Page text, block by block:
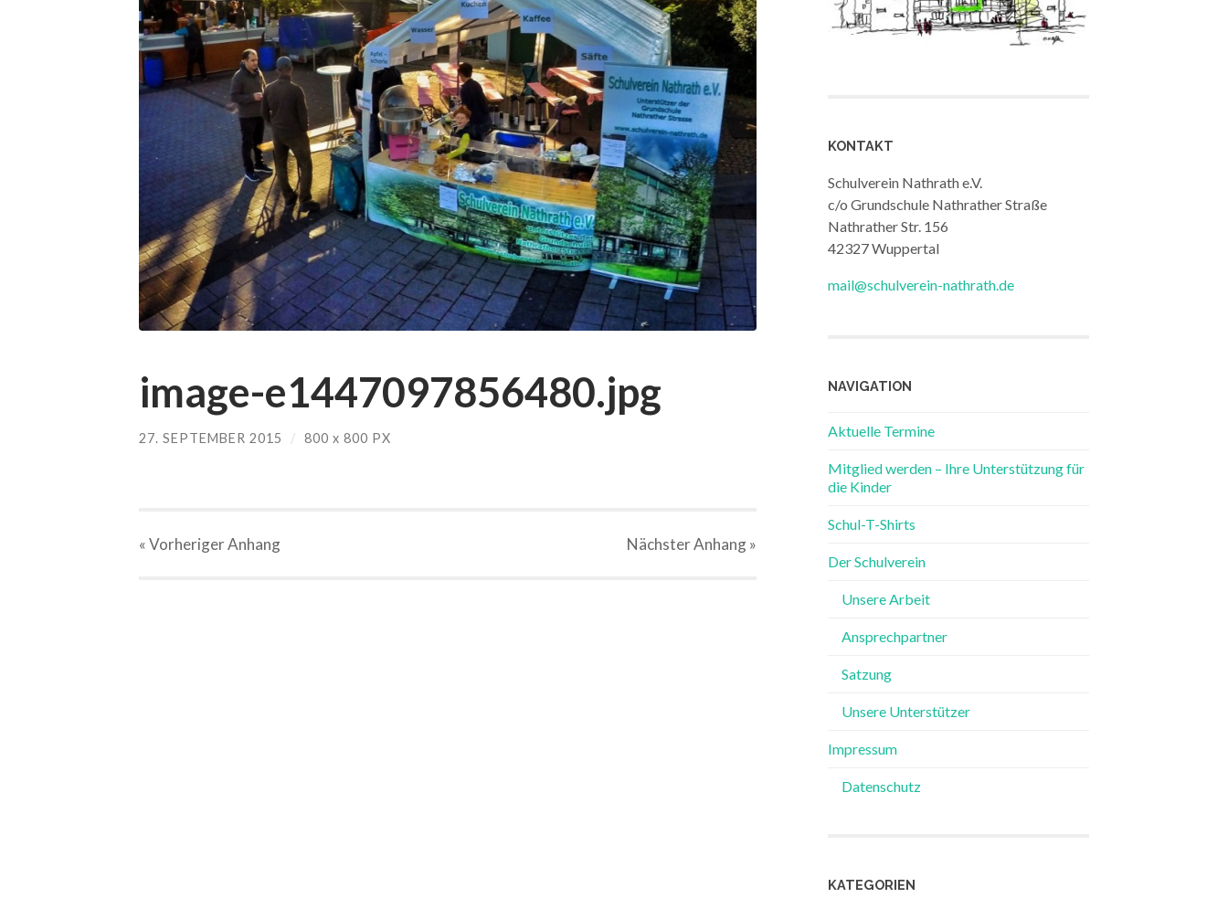
image-e1447097856480.jpg
27. SEPTEMBER 2015 / 800 x 800 PX
« VorherigerAnhang NächsterAnhang»
KONTAKT
Schulverein Nathrath e.V.
c/o Grundschule Nathrather Straße
Nathrather Str. 156
42327 Wuppertal
mail@schulverein-nathrath.de
NAVIGATION
Aktuelle Termine
Mitglied werden – Ihre Unterstützung für
die Kinder
Schul-T-Shirts
Der Schulverein
Unsere Arbeit
Ansprechpartner
Satzung
Unsere Unterstützer
Impressum
Datenschutz
KATEGORIEN